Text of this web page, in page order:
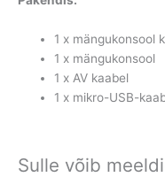
1 x mängukonsool
1 x mängukonsool
1 x AV kaabel
1 x mikro-USB-
Sulle võib